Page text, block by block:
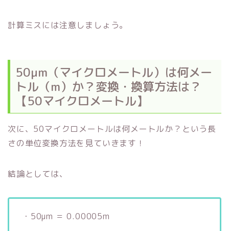
計算ミスには注意しましょう。
50μm（マイクロメートル）は何メー
トル（m）か？変換・換算方法は？
【50マイクロメートル】
次に、50マイクロメートルは何メートルか？という長
さの単位変換方法を見ていきます！
結論としては、
・50μm ＝ 0.00005m